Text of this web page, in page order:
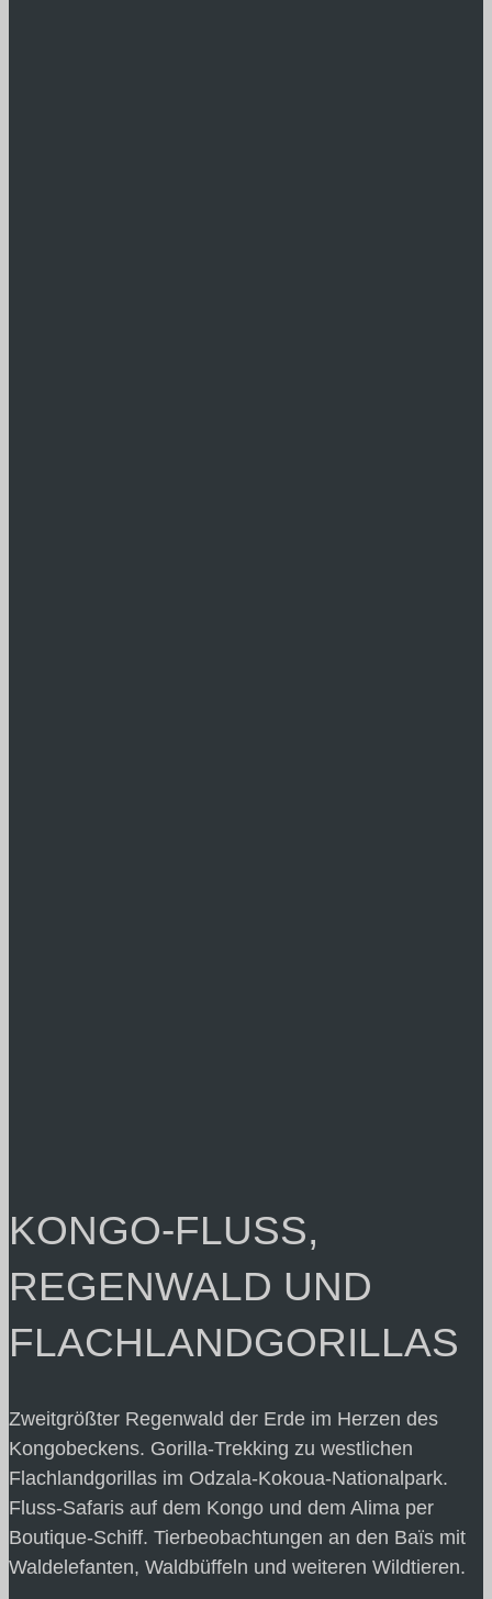
KONGO-FLUSS,
REGENWALD UND
FLACHLANDGORILLAS
Zweitgrößter Regenwald der Erde im Herzen des
Kongobeckens. Gorilla-Trekking zu westlichen
Flachlandgorillas im Odzala-Kokoua-Nationalpark.
Fluss-Safaris auf dem Kongo und dem Alima per
Boutique-Schiff. Tierbeobachtungen an den Baïs mit
Waldelefanten, Waldbüffeln und weiteren Wildtieren.